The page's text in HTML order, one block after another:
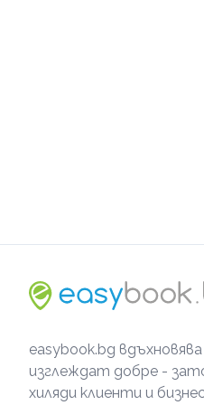
easybook.bg
изглеждат добре -
хиляди клиенти и